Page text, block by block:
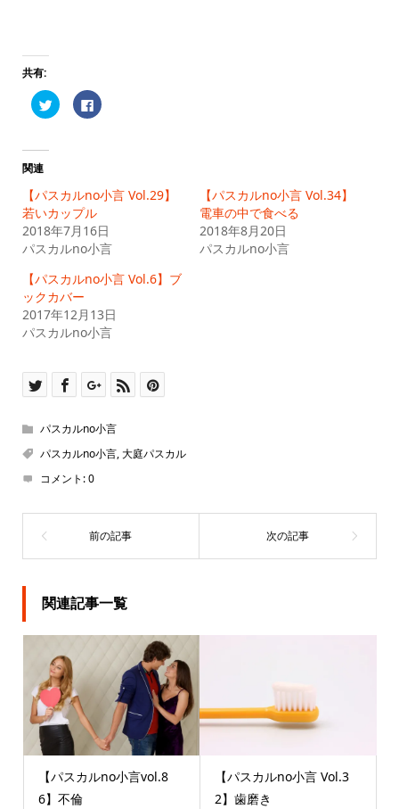
共有:
ク
リ
有
(新
し
い
ウ
ィ
ド
ウ
で
開
き
ま
す)
Facebook
で
ク
リ
ク
し
て
く
さ
い
い
ウ
ィ
ウ
で
開
き
す)
関連
【パスカルno小言 Vol.29】
若いカップル
2018年7月16日
パスカルno小言
【パスカルno小言 Vol.34】
電車の中で食べる
2018年8月20日
パスカルno小言
【パスカルno小言 Vol.6】ブ
ックカバー
2017年12月13日
パスカルno小言
パスカルno小言
パスカルno小言,大庭パスカル
コメント:0
関連記事一覧
【パスカルno小言vol.8
6】不倫
【パスカルno小言 Vol.3
2】歯磨き